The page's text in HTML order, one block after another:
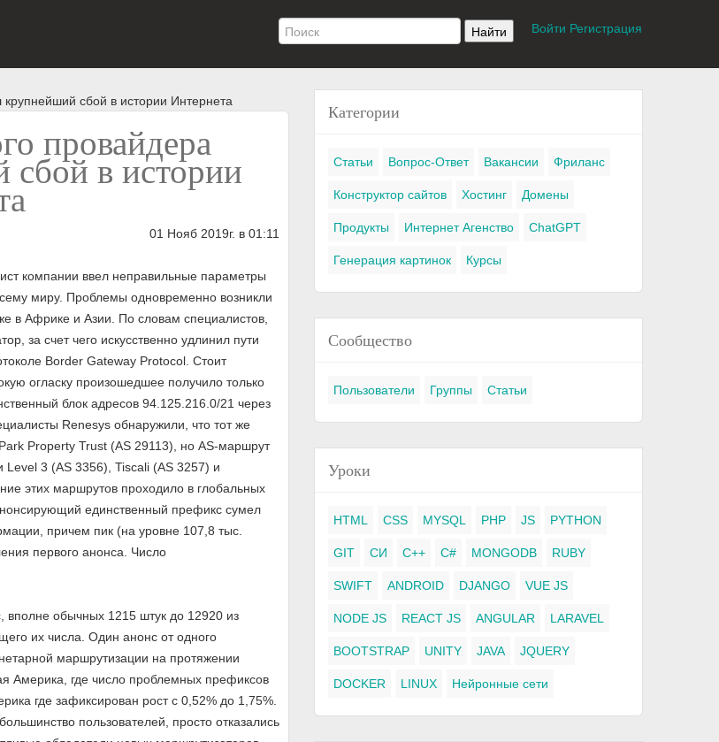
Войти Регистрация
сбой в истории Интернета
провайдера
в истории
01 Нояб 2019г. в 01:11
компании ввел неправильные параметры
миру. Проблемы одновременно возникли
в Африке и Азии. По словам специалистов,
за счет чего искусственно удлинил пути
Border Gateway Protocol. Стоит
огласку произошедшее получило только
блок адресов 94.125.216.0/21 через
Renesys обнаружили, что тот же
Property Trust (AS 29113), но AS-маршрут
3 (AS 3356), Tiscali (AS 3257) и
этих маршрутов проходило в глобальных
единственный префикс сумел
причем пик (на уровне 107,8 тыс.
первого анонса. Число
вполне обычных 1215 штук до 12920 из
их числа. Один анонс от одного
маршрутизации на протяжении
Америка, где число проблемных префиксов
где зафиксирован рост с 0,52% до 1,75%.
пользователей, просто отказались
Категории
Статьи Вопрос-Ответ Вакансии Фриланс
Конструктор сайтов Хостинг Домены
Продукты Интернет Агенство ChatGPT
Генерация картинок Курсы
Сообщество
Пользователи Группы Статьи
Уроки
HTML CSS MYSQL PHP JS PYTHON
GIT СИ C++ C# MONGODB RUBY
SWIFT ANDROID DJANGO VUE JS
NODE JS REACT JS ANGULAR LARAVEL
BOOTSTRAP UNITY JAVA JQUERY
DOCKER LINUX Нейронные сети